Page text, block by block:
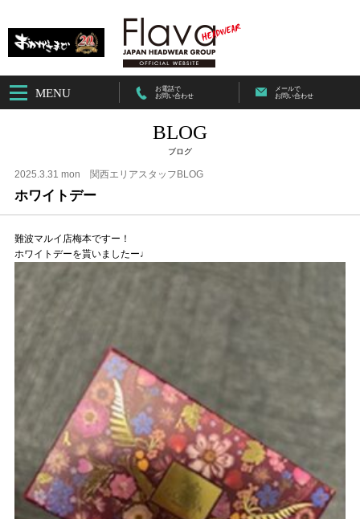
MENU
お電話で
お問い合わせ
メールで
お問い合わせ
BLOG
ブログ
2025.3.31 mon 関西エリアスタッフBLOG
ホワイトデー
難波マルイ店梅本ですー！
ホワイトデーを貰いましたー♩